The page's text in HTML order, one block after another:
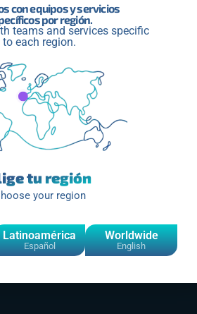
con equipos y servicios
por región.
teams and services specific
to each region.
tu región
your region
Latinoamérica
Español
Worldwide
English